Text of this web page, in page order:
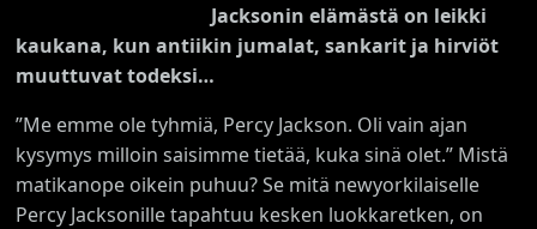
Jacksonin elämästä on leikki
kaukana, kun antiikin jumalat, sankarit ja hirviöt
muuttuvat todeksi…
”Me emme ole tyhmiä, Percy Jackson. Oli vain ajan
kysymys milloin saisimme tietää, kuka sinä olet.” Mistä
matikanope oikein puhuu? Se mitä newyorkilaiselle
Percy Jacksonille tapahtuu kesken luokkaretken, on